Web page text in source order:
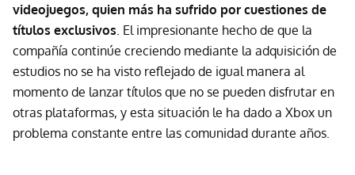
videojuegos, quien más ha sufrido por cuestiones de
títulos exclusivos . El impresionante hecho de que la
compañía continúe creciendo mediante la adquisición de
estudios no se ha visto reflejado de igual manera al
momento de lanzar títulos que no se pueden disfrutar en
otras plataformas, y esta situación le ha dado a Xbox un
problema constante entre las comunidad durante años.